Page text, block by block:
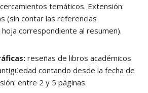
temáticos. Extensión:
(sin contar las referencias
correspondiente al resumen).
reseñas de libros académicos
contando desde la fecha de
entre 2 y 5 páginas.